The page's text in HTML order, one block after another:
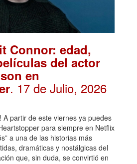
Connor: edad,
del actor
en
. 17 de Julio, 2026
A partir de este viernes ya puedes
para siempre en Netflix
a una de las historias más
dramáticas y nostálgicas del
que, sin duda, se convirtió en